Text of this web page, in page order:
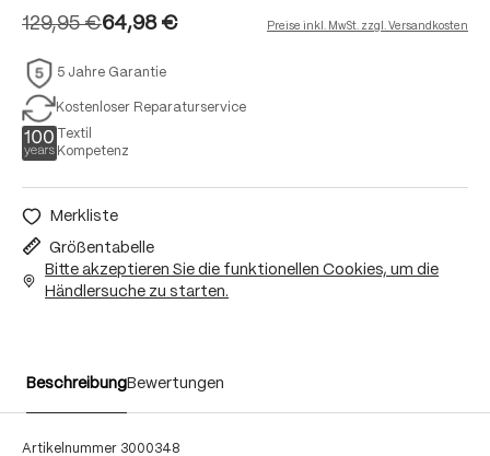
64,98 €
129,95 € Preise inkl. MwSt. zzgl. Versandkosten
5 Jahre Garantie
Kostenloser Reparaturservice
Textil
Kompetenz
Merkliste
Größentabelle
Bitte akzeptieren Sie die funktionellen Cookies, um die
Händlersuche zu starten.
BeschreibungBewertungen
Artikelnummer 3000348